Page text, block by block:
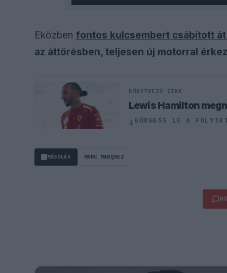
Eközben fontos kulcsembert csábított át
az áttörésben, teljesen új motorral
KÖVETKEZŐ CIKK
Lewis Hamilton
↓ GÖRGESS LE A
MÁSOLÁS MARC MARQUEZ